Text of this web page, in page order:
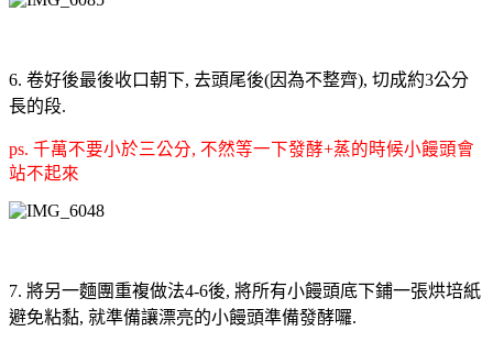
6. 卷好後最後收口朝下, 去頭尾後(因為不整齊), 切成約3公分
長的段.
ps. 千萬不要小於三公分, 不然等一下發酵+蒸的時候小饅頭會
站不起來
7. 將另一麵團重複做法4-6後, 將所有小饅頭底下鋪一張烘培紙
避免粘黏, 就準備讓漂亮的小饅頭準備發酵囉.